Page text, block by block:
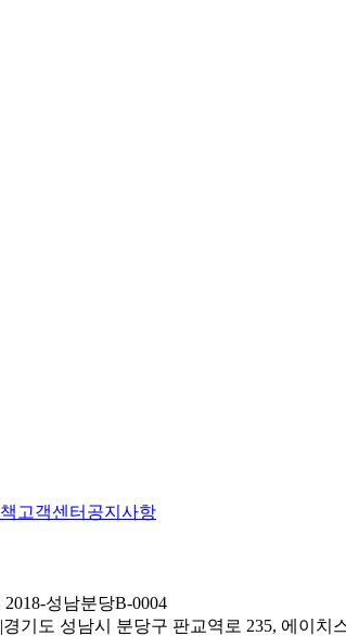
고객센터 공지사항
성남분당B-0004
|경기도 성남시 분당구 판교역로 235, 에이치